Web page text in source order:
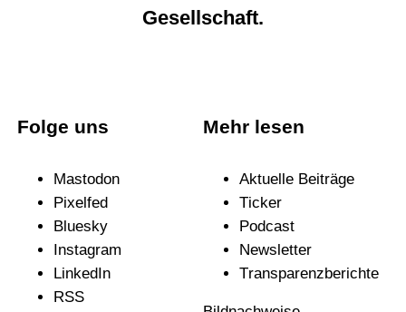
Gesellschaft.
Folge uns
Mastodon
Pixelfed
Bluesky
Instagram
LinkedIn
RSS
Mehr lesen
Aktuelle Beiträge
Ticker
Podcast
News­letter
Trans­pa­renz­be­richte